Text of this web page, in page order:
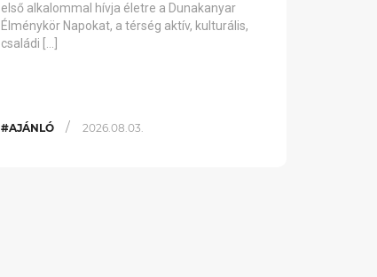
első alkalommal hívja életre a Dunakanyar
Élménykör Napokat, a térség aktív, kulturális,
családi […]
#AJÁNLÓ / 2026.08.03.